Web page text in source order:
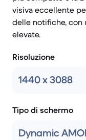
visiva eccellente
delle notifiche, con
elevate.
Risoluzione
1440 x 3088
Tipo di schermo
Dynamic